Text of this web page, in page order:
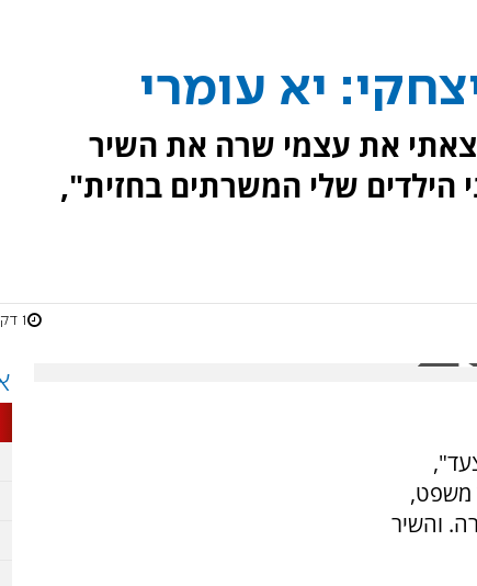
יא עומרי
את עצמי שרה את השיר
הילדים שלי המשרתים בחזית",
1 דקות
משפט,
והשיר